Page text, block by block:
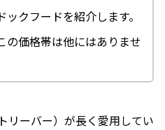
ックフードを紹介します。
の価格帯は他にはありませ
リーバー）が長く愛用してい